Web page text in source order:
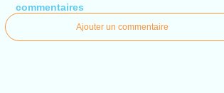
commentaires
Ajouter un commentaire